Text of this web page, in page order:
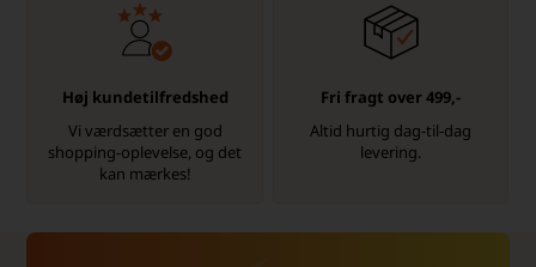
Høj kundetilfredshed
Vi værdsætter en god
shopping-oplevelse, og det
kan mærkes!
Fri fragt over 499,-
Altid hurtig dag-til-dag
levering.